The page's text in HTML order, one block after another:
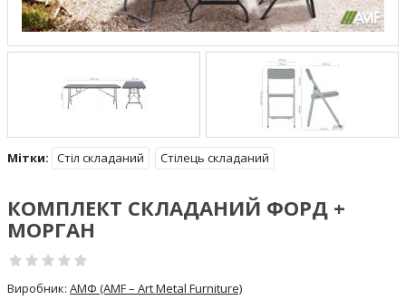
Мітки: Стіл складаний Стілець складаний
КОМПЛЕКТ СКЛАДАНИЙ ФОРД +
МОРГАН
Виробник: АМФ (AMF – Art Metal Furniture)